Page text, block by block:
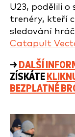
U23, podělili o
trenéry, kteří
sledování
Catapult
→ DALŠÍ
ZÍSKÁTE
BEZPLATNÉ